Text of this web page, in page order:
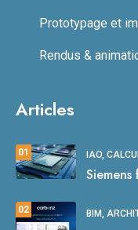
Prototypage et
Rendus &
Articles
01 IAO,
02 BIM,